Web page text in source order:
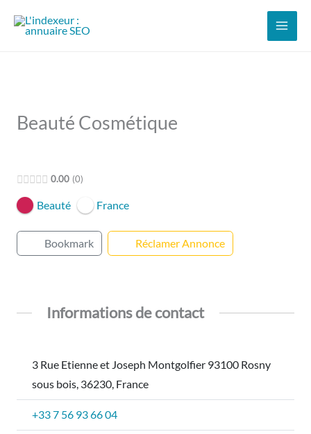
Beauté Cosmétique
0.00 0
Beauté France
Bookmark Réclamer Annonce
Informations de contact
3 Rue Etienne et Joseph Montgolfier 93100 Rosny
sous bois, 36230, France
+33 7 56 93 66 04